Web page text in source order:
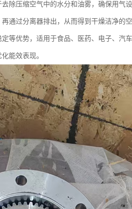
除压缩空气中的水分和油雾，确保用气
通过分离器排出，从而得到干燥洁净的空
等优势，适用于食品、医药、电子、汽
能效表现。